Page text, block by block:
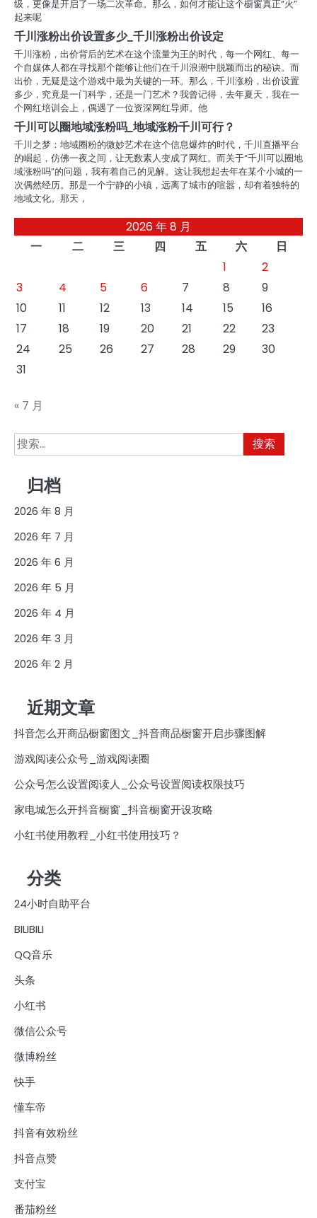
级，更像是开启了一场二次革命。那么，如何才能让这个橱窗真正“火”
起来呢
千川涨粉出价设置多少_千川涨粉出价设定
千川涨粉，出价背后的艺术在这个流量为王的时代，每一个网红、每一
个自媒体人都在寻找那个能够让他们在千川浪潮中脱颖而出的秘诀。而
出价，无疑是这个游戏中最为关键的一环。那么，千川涨粉，出价设置
多少，究竟是一门科学，还是一门艺术？我曾记得，去年夏天，我在一
个网红培训会上，偶遇了一位资深网红导师。他
千川可以圈地域涨粉吗_地域涨粉千川可行？
千川之梦：地域圈粉的微妙艺术在这个信息爆炸的时代，千川直播平台
的崛起，仿佛一夜之间，让无数素人变成了网红。而关于“千川可以圈地
域涨粉吗”的问题，我有着自己的见解。这让我想起去年在某个小城的一
次偶然经历。那是一个宁静的小镇，远离了城市的喧嚣，却有着独特的
地域文化。那天，
2026 年 8 月
一
二 三 四 五 六
日
1
2
3
4 5 6 7 8
9
10
11 12 13 14 15
16
17
18 19 20 21 22
23
24
25 26 27 28 29
30
31
« 7 月
搜
索：
归档
2026 年 8 月
2026 年 7 月
2026 年 6 月
2026 年 5 月
2026 年 4 月
2026 年 3 月
2026 年 2 月
近期文章
抖音怎么开商品橱窗图文_抖音商品橱窗开启步骤图解
游戏阅读公众号_游戏阅读圈
公众号怎么设置阅读人_公众号设置阅读权限技巧
家电城怎么开抖音橱窗_抖音橱窗开设攻略
小红书使用教程_小红书使用技巧？
分类
24小时自助平台
BILIBILI
QQ音乐
头条
小红书
微信公众号
微博粉丝
快手
懂车帝
抖音有效粉丝
抖音点赞
支付宝
番茄粉丝